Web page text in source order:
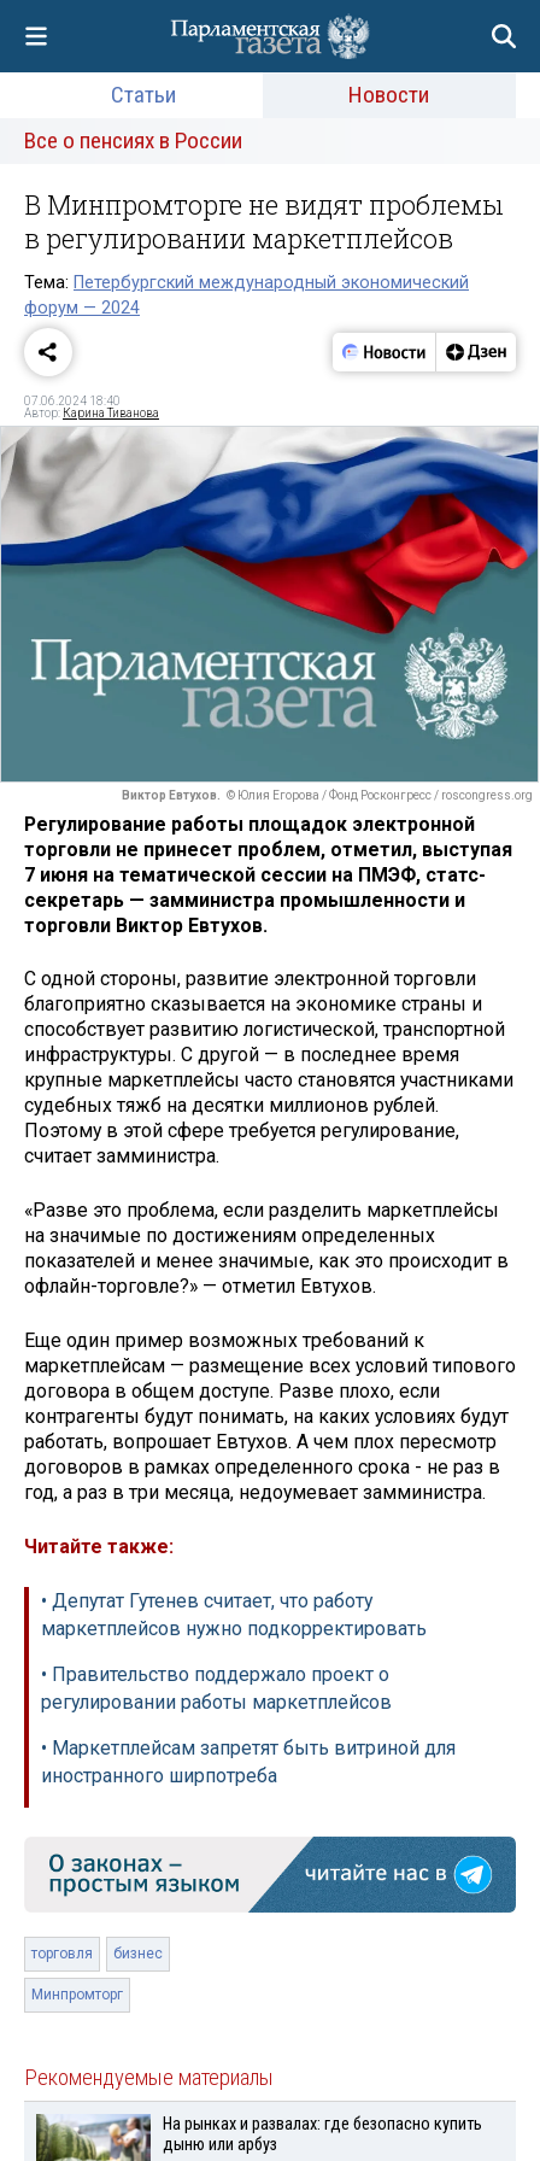
Статьи
Новости
Все о пенсиях в России
В Минпромторге не видят проблемы
в регулировании маркетплейсов
Тема: Петербургский международный экономический
форум — 2024
07.06.2024 18:40
Автор: Карина Тиванова
Виктор Евтухов. © Юлия Егорова / Фонд Росконгресс / roscongress.org
Регулирование работы площадок электронной
торговли не принесет проблем, отметил, выступая
7 июня на тематической сессии на ПМЭФ, статс-
секретарь — замминистра промышленности и
торговли Виктор Евтухов.
С одной стороны, развитие электронной торговли
благоприятно сказывается на экономике страны и
способствует развитию логистической, транспортной
инфраструктуры. С другой — в последнее время
крупные маркетплейсы часто становятся участниками
судебных тяжб на десятки миллионов рублей.
Поэтому в этой сфере требуется регулирование,
считает замминистра.
«Разве это проблема, если разделить маркетплейсы
на значимые по достижениям определенных
показателей и менее значимые, как это происходит в
офлайн-торговле?» — отметил Евтухов.
Еще один пример возможных требований к
маркетплейсам — размещение всех условий типового
договора в общем доступе. Разве плохо, если
контрагенты будут понимать, на каких условиях будут
работать, вопрошает Евтухов. А чем плох пересмотр
договоров в рамках определенного срока - не раз в
год, а раз в три месяца, недоумевает замминистра.
Читайте также:
• Депутат Гутенев считает, что работу
маркетплейсов нужно подкорректировать
• Правительство поддержало проект о
регулировании работы маркетплейсов
• Маркетплейсам запретят быть витриной для
иностранного ширпотреба
торговля бизнес
Минпромторг
Рекомендуемые материалы
На рынках и развалах: где безопасно купить
дыню или арбуз